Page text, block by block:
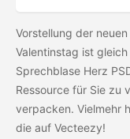
Vorstellung der
Valentinstag ist
Sprechblase Herz
Ressource für Sie zu
verpacken. Vielmehr
die auf Vecteezy!